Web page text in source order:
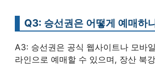
Q3: 승선권은 어떻게 예매하
A3: 승선권은 공식 웹사이트나 모바
라인으로 예매할 수 있으며, 장산 북